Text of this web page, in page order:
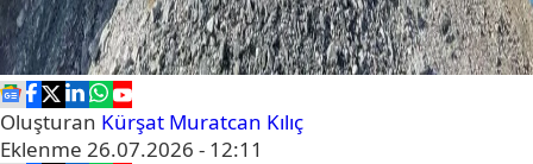
Oluşturan Kürşat Muratcan Kılıç
Eklenme 26.07.2026 - 12:11